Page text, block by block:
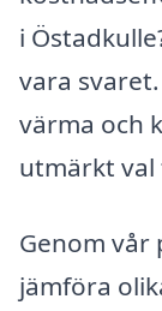
i
vara
värma och
utmärkt val
Genom
jämföra